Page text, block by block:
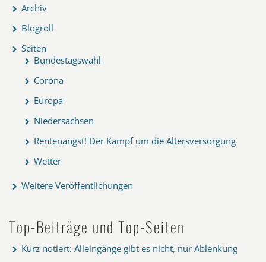
Archiv
Blogroll
Seiten
Bundestagswahl
Corona
Europa
Niedersachsen
Rentenangst! Der Kampf um die Altersversorgung
Wetter
Weitere Veröffentlichungen
Top-Beiträge und Top-Seiten
Kurz notiert: Alleingänge gibt es nicht, nur Ablenkung